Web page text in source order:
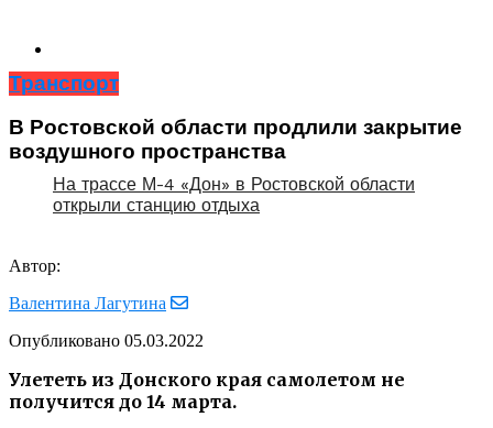
На трассе М-4 «Дон» в Ростовской области
открыли станцию отдыха
Транспорт
В Ростовской области продлили закрытие
воздушного пространства
Автор:
Валентина Лагутина
Опубликовано 05.03.2022
Улететь из Донского края самолетом не
получится до 14 марта.